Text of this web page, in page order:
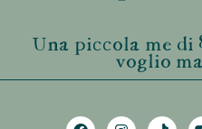
Una piccola me di
voglio